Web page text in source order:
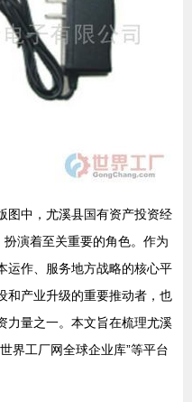
图中，尤溪县国有资产投资经
扮演着至关重要的角色。作为
运作、服务地方战略的核心平
和产业升级的重要推动者，也
力量之一。本文旨在梳理尤溪
界工厂网全球企业库”等平台